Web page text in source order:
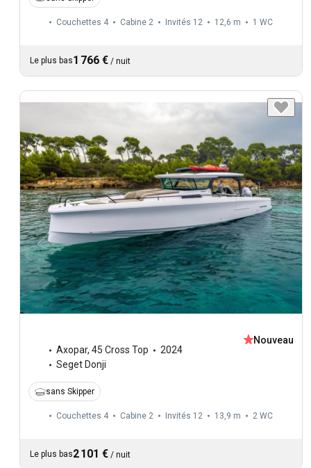
Couchettes 4 Cabine 2 Invités 12 12,6 m 1 WC
Le plus bas1 766 € / nuit
Axopar, 45 Cross Top
2024
Seget Donji
Nouveau
sans Skipper
Couchettes 4 Cabine 2 Invités 12 13,9 m 2 WC
Le plus bas2 101 € / nuit